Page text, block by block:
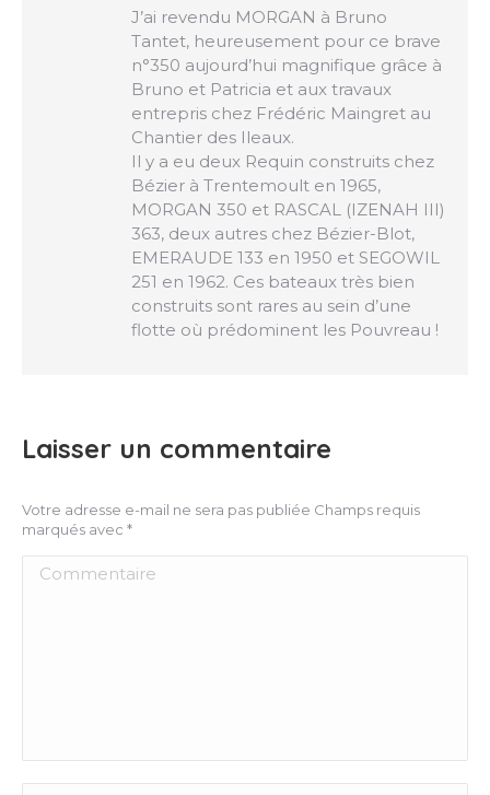
J’ai revendu MORGAN à Bruno
Tantet, heureusement pour ce brave
n°350 aujourd’hui magnifique grâce à
Bruno et Patricia et aux travaux
entrepris chez Frédéric Maingret au
Chantier des Ileaux.
Il y a eu deux Requin construits chez
Bézier à Trentemoult en 1965,
MORGAN 350 et RASCAL (IZENAH III)
363, deux autres chez Bézier-Blot,
EMERAUDE 133 en 1950 et SEGOWIL
251 en 1962. Ces bateaux très bien
construits sont rares au sein d’une
flotte où prédominent les Pouvreau !
Laisser un commentaire
Votre adresse e-mail ne sera pas publiée Champs requis
marqués avec *
Commentaire